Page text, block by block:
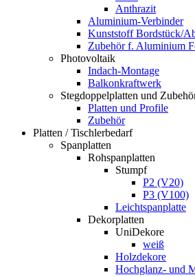
Anthrazit
Aluminium-Verbinder
Kunststoff Bordstück/
Zubehör f. Aluminium
Photovoltaik
Indach-Montage
Balkonkraftwerk
Stegdoppelplatten und
Platten und Profile
Zubehör
Platten / Tischlerbedarf
Spanplatten
Rohspanplatten
Stumpf
P2 (V20)
P3 (V100)
Leichtspanplatte
Dekorplatten
UniDekore
weiß
Holzdekore
Hochglanz- und